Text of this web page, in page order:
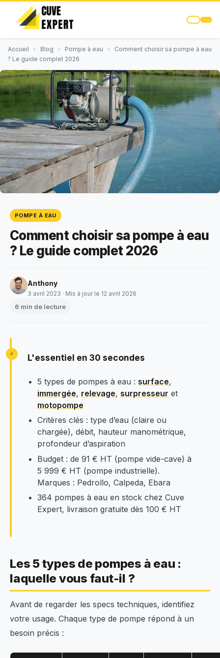
Accueil › Blog › Pompe à eau ›
Comment choisir sa pompe à eau
? Le guide complet 2026
POMPE À EAU
Comment choisir sa pompe à eau
? Le guide complet 2026
Anthony
3 avril 2023 · Mis à jour le 12 avril 2026
6 min de lecture
L'essentiel en 30 secondes
5 types de pompes à eau : surface,
immergée, relevage, surpresseur et
motopompe
Critères clés : type d’eau (claire ou
chargée), débit, hauteur manométrique,
profondeur d’aspiration
Budget : de 91 € HT (pompe vide-cave) à
5 999 € HT (pompe industrielle).
Marques : Pedrollo, Calpeda, Ebara
364 pompes à eau en stock chez Cuve
Expert, livraison gratuite dès 100 € HT
Les 5 types de pompes à eau :
laquelle vous faut-il ?
Avant de regarder les specs techniques, identifiez
votre usage. Chaque type de pompe répond à un
besoin précis :